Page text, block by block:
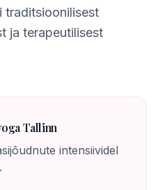
traditsioonilisest
ja terapeutilisest
Tallinn
intensiividel